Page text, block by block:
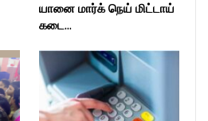
யானை மார்க் நெய் மிட்டாய்
கடை…